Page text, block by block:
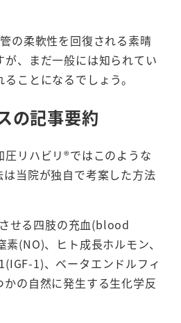
の柔軟性を回復される素晴
が、まだ一般には知られてい
ことになるでしょう。
の記事要約
リハビリ®ではこのような
当院が独自で考案した方法
せる四肢の充血(blood
(NO)、ヒト成長ホルモン、
1)、ベータエンドルフィ
かの自然に発生する生化学反